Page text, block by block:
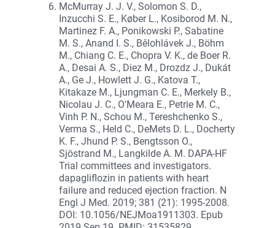
McMurray J. J. V., Solomon S. D.,
Inzucchi S. E., Køber L., Kosiborod M. N.,
Martinez F. A., Ponikowski P., Sabatine
M. S., Anand I. S., Bělohlávek J., Böhm
M., Chiang C. E., Chopra V. K., de Boer R.
A., Desai A. S., Diez M., Drozdz J., Dukát
A., Ge J., Howlett J. G., Katova T.,
Kitakaze M., Ljungman C. E., Merkely B.,
Nicolau J. C., O'Meara E., Petrie M. C.,
Vinh P. N., Schou M., Tereshchenko S.,
Verma S., Held C., DeMets D. L., Docherty
K. F., Jhund P. S., Bengtsson O.,
Sjöstrand M., Langkilde A. M. DAPA-HF
Trial committees and investigators.
dapagliflozin in patients with heart
failure and reduced ejection fraction. N
Engl J Med. 2019; 381 (21): 1995-2008.
DOI: 10.1056/NEJMoa1911303. Epub